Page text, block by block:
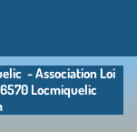
- Association Loi
Locmiquelic